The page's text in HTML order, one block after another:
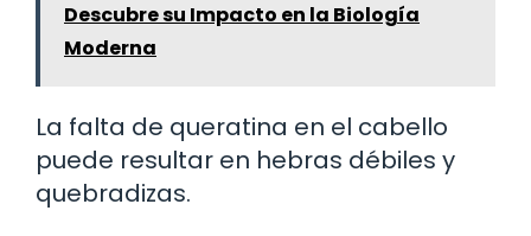
Descubre su Impacto en la Biología
Moderna
La falta de queratina en el cabello
puede resultar en hebras débiles y
quebradizas.